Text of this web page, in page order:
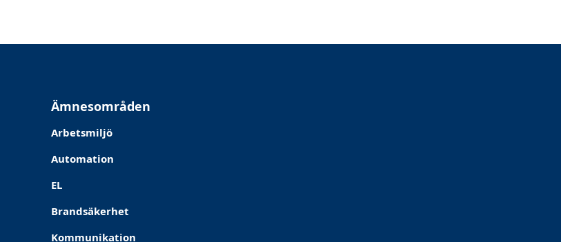
Ämnesområden
Arbetsmiljö
Automation
EL
Brandsäkerhet
Kommunikation